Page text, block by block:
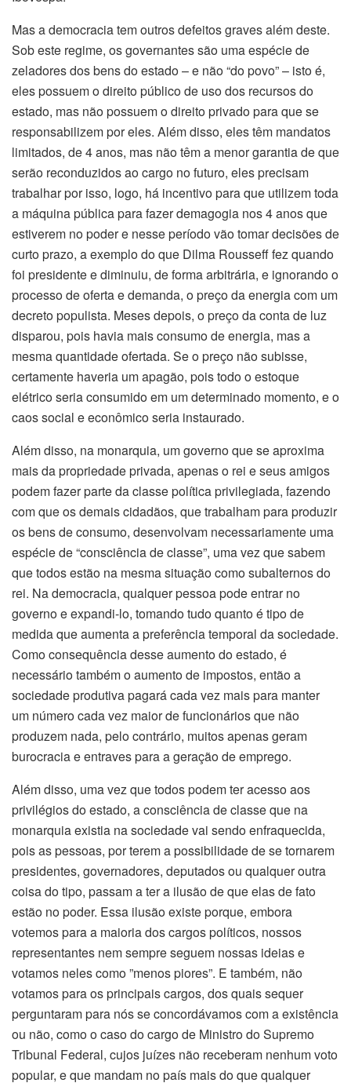
Mas a democracia tem outros defeitos graves além deste.
Sob este regime, os governantes são uma espécie de
zeladores dos bens do estado – e não “do povo” – isto é,
eles possuem o direito público de uso dos recursos do
estado, mas não possuem o direito privado para que se
responsabilizem por eles. Além disso, eles têm mandatos
limitados, de 4 anos, mas não têm a menor garantia de que
serão reconduzidos ao cargo no futuro, eles precisam
trabalhar por isso, logo, há incentivo para que utilizem toda
a máquina pública para fazer demagogia nos 4 anos que
estiverem no poder e nesse período vão tomar decisões de
curto prazo, a exemplo do que Dilma Rousseff fez quando
foi presidente e diminuiu, de forma arbitrária, e ignorando o
processo de oferta e demanda, o preço da energia com um
decreto populista. Meses depois, o preço da conta de luz
disparou, pois havia mais consumo de energia, mas a
mesma quantidade ofertada. Se o preço não subisse,
certamente haveria um apagão, pois todo o estoque
elétrico seria consumido em um determinado momento, e o
caos social e econômico seria instaurado.
Além disso, na monarquia, um governo que se aproxima
mais da propriedade privada, apenas o rei e seus amigos
podem fazer parte da classe política privilegiada, fazendo
com que os demais cidadãos, que trabalham para produzir
os bens de consumo, desenvolvam necessariamente uma
espécie de “consciência de classe”, uma vez que sabem
que todos estão na mesma situação como subalternos do
rei. Na democracia, qualquer pessoa pode entrar no
governo e expandi-lo, tomando tudo quanto é tipo de
medida que aumenta a preferência temporal da sociedade.
Como consequência desse aumento do estado, é
necessário também o aumento de impostos, então a
sociedade produtiva pagará cada vez mais para manter
um número cada vez maior de funcionários que não
produzem nada, pelo contrário, muitos apenas geram
burocracia e entraves para a geração de emprego.
Além disso, uma vez que todos podem ter acesso aos
privilégios do estado, a consciência de classe que na
monarquia existia na sociedade vai sendo enfraquecida,
pois as pessoas, por terem a possibilidade de se tornarem
presidentes, governadores, deputados ou qualquer outra
coisa do tipo, passam a ter a ilusão de que elas de fato
estão no poder. Essa ilusão existe porque, embora
votemos para a maioria dos cargos políticos, nossos
representantes nem sempre seguem nossas ideias e
votamos neles como ”menos piores”. E também, não
votamos para os principais cargos, dos quais sequer
perguntaram para nós se concordávamos com a existência
ou não, como o caso do cargo de Ministro do Supremo
Tribunal Federal, cujos juízes não receberam nenhum voto
popular, e que mandam no país mais do que qualquer